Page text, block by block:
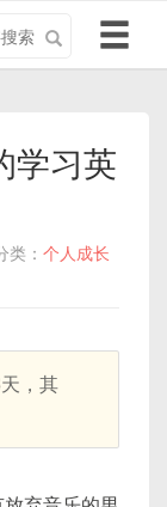
导
航
切
学习英
类： 个人成长
，其